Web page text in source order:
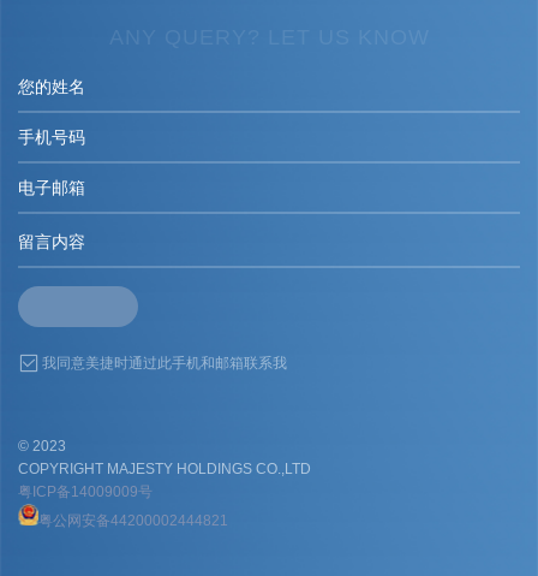
我同意美捷时通过此手机和邮箱联系我
© 2023
COPYRIGHT MAJESTY HOLDINGS CO.,LTD
粤ICP备14009009号
粤公网安备44200002444821